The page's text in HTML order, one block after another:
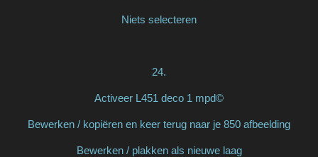
Niets selecteren
24.
Activeer L451 deco 1 mpd©
Bewerken / kopiëren en keer terug naar je 850 afbeelding
Bewerken / plakken als nieuwe laag